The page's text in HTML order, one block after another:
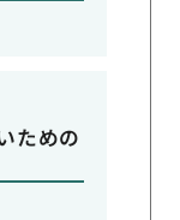
ための